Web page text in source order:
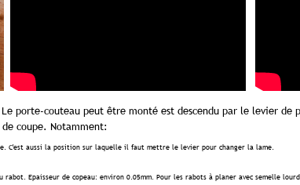
porte-couteau peut être monté est descendu par le levier
coupe. Notamment:
C'est aussi la position sur laquelle il faut mettre le levier pour changer la lame.
Epaisseur de copeau: environ 0.05mm. Pour les rabots à planer avec semelle